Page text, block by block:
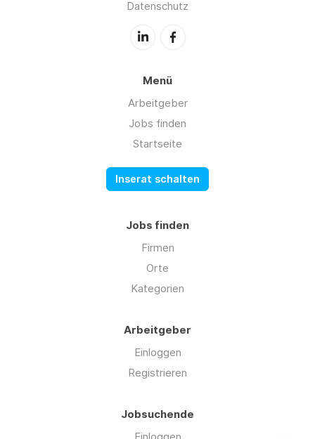
Datenschutz
Menü
Arbeitgeber
Jobs finden
Startseite
Inserat schalten
Jobs finden
Firmen
Orte
Kategorien
Arbeitgeber
Einloggen
Registrieren
Jobsuchende